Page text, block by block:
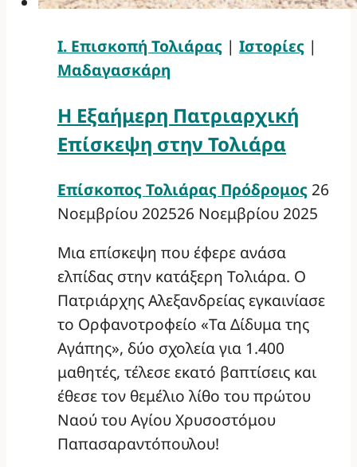
Ι. Επισκοπή Τολιάρας | Ιστορίες |
Μαδαγασκάρη
Η Εξαήμερη Πατριαρχική
Επίσκεψη στην Τολιάρα
Επίσκοπος Τολιάρας Πρόδρομος 26
Νοεμβρίου 202526 Νοεμβρίου 2025
Μια επίσκεψη που έφερε ανάσα
ελπίδας στην κατάξερη Τολιάρα. O
Πατριάρχης Αλεξανδρείας εγκαινίασε
το Ορφανοτροφείο «Τα Δίδυμα της
Αγάπης», δύο σχολεία για 1.400
μαθητές, τέλεσε εκατό βαπτίσεις και
έθεσε τον θεμέλιο λίθο του πρώτου
Ναού του Αγίου Χρυσοστόμου
Παπασαραντόπουλου!